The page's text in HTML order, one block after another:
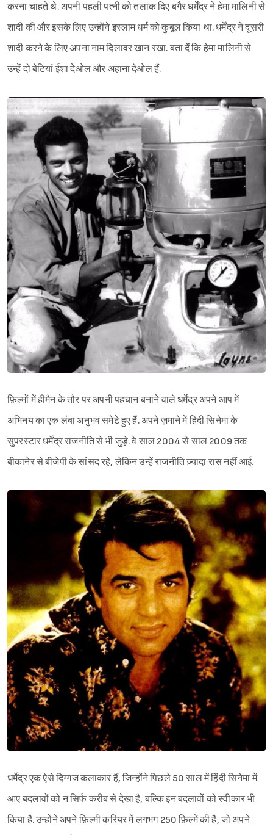
करना चाहते थे. अपनी पहली पत्नी को तलाक दिए बगैर धर्मेंद्र ने हेमा मालिनी से
शादी की और इसके लिए उन्होंने इस्लाम धर्म को कुबूल किया था. धर्मेंद्र ने दूसरी
शादी करने के लिए अपना नाम दिलावर खान रखा. बता दें कि हेमा मालिनी से
उन्हें दो बेटियां ईशा देओल और अहाना देओल हैं.
फ़िल्मों में हीमैन के तौर पर अपनी पहचान बनाने वाले धर्मेंद्र अपने आप में
अभिनय का एक लंबा अनुभव समेटे हुए हैं. अपने ज़माने में हिंदी सिनेमा के
सुपरस्टार धर्मेंद्र राजनीति से भी जुड़े. वे साल 2004 से साल 2009 तक
बीकानेर से बीजेपी के सांसद रहे, लेकिन उन्हें राजनीति ज़्यादा रास नहीं आई.
धर्मेंद्र एक ऐसे दिग्गज कलाकार हैं, जिन्होंने पिछले 50 साल में हिंदी सिनेमा में
आए बदलावों को न सिर्फ करीब से देखा है, बल्कि इन बदलावों को स्वीकार भी
किया है. उन्होंने अपने फ़िल्मी करियर में लगभग 250 फ़िल्में की हैं, जो अपने